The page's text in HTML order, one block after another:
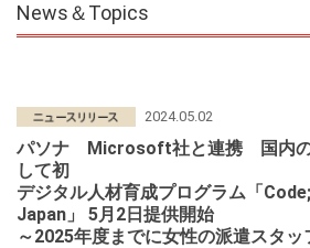
News＆Topics
2024.05.02
パソナ Microsoft社と連携 国内の
して初
デジタル人材育成プログラム「
Japan」 5月2日提供開始
～2025年度までに女性の派遣スタ